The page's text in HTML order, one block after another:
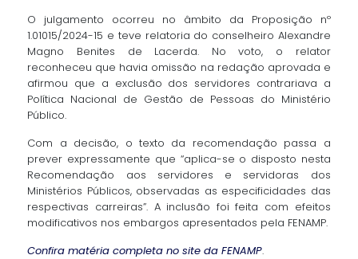
O julgamento ocorreu no âmbito da Proposição nº
1.01015/2024-15 e teve relatoria do conselheiro Alexandre
Magno Benites de Lacerda. No voto, o relator
reconheceu que havia omissão na redação aprovada e
afirmou que a exclusão dos servidores contrariava a
Política Nacional de Gestão de Pessoas do Ministério
Público.
Com a decisão, o texto da recomendação passa a
prever expressamente que “aplica-se o disposto nesta
Recomendação aos servidores e servidoras dos
Ministérios Públicos, observadas as especificidades das
respectivas carreiras”. A inclusão foi feita com efeitos
modificativos nos embargos apresentados pela FENAMP.
Confira matéria completa no site da FENAMP.